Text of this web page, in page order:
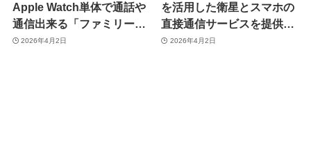
Apple Watch単体で通話や
通信出来る「ファミリーサ
ービス for Apple Watch」
2026年4月2日
を活用した衛星とスマホの
直接通信サービスを提供へ
ｰ 提供開始日などは後日案
2026年4月2日